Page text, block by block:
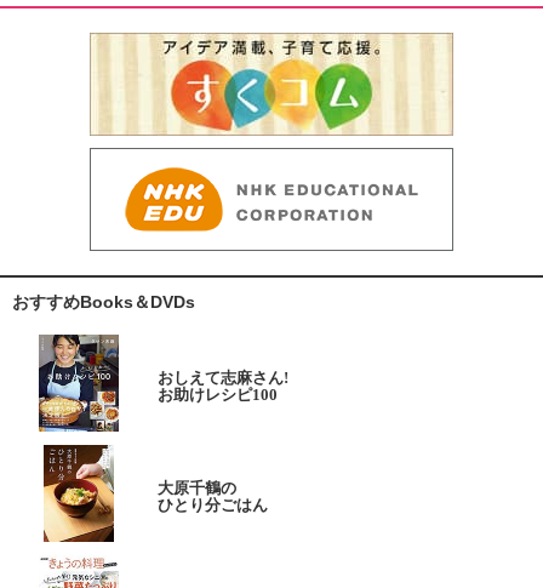
おすすめBooks＆DVDs
おしえて志麻さん!
お助けレシピ100
大原千鶴の
ひとり分ごはん